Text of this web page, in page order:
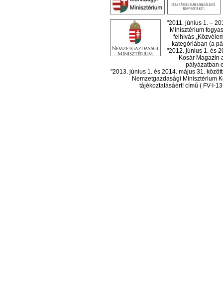
"2011. június 1. –
Minisztérium
felhívás
kategóriában (a
"2012. június 1. és
Kosár Magazin
pályázatban
"2013. június 1. és 2014. május 31.
Nemzetgazdasági Minisztérium
tájékoztatásáért! című ( FV-I-